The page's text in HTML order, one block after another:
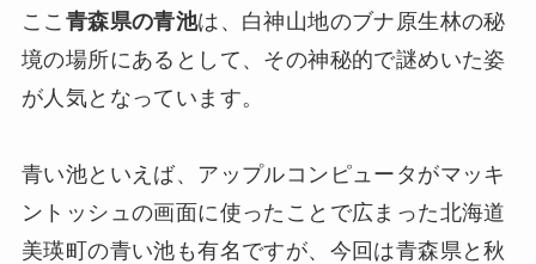
ここ 青森県の青池は、白神山地のブナ原生林の秘
境の場所にあるとして、その神秘的で謎めいた姿
が人気となっています。
青い池といえば、アップルコンピュータがマッキ
ントッシュの画面に使ったことで広まった北海道
美瑛町の青い池も有名ですが、今回は青森県と秋